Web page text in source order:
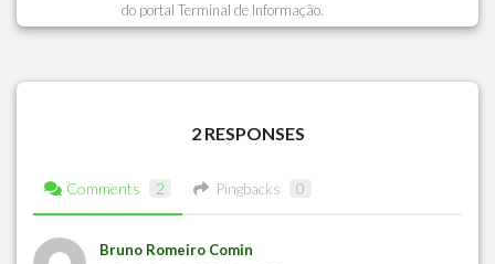
do portal Terminal de Informação.
2 RESPONSES
Comments 2 Pingbacks 0
Bruno Romeiro Comin